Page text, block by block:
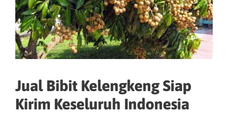
Jual Bibit Kelengkeng Siap
Kirim Keseluruh Indonesia